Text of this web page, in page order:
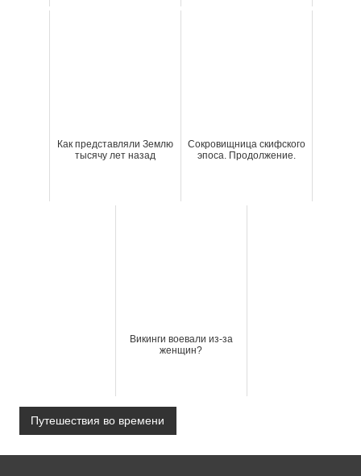
Как представляли Землю
тысячу лет назад
Сокровищница скифского
эпоса. Продолжение.
Викинги воевали из-за
женщин?
Путешествия во времени